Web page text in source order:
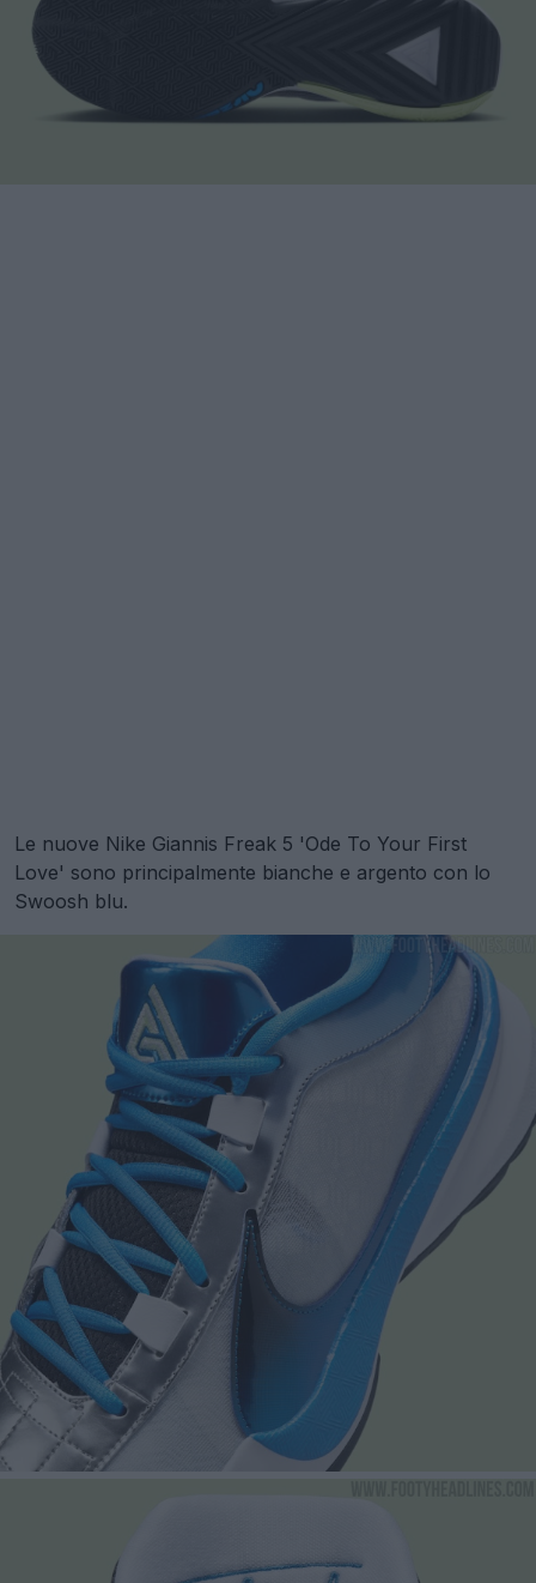
Le nuove Nike Giannis Freak 5 'Ode To Your First
Love' sono principalmente bianche e argento con lo
Swoosh blu.